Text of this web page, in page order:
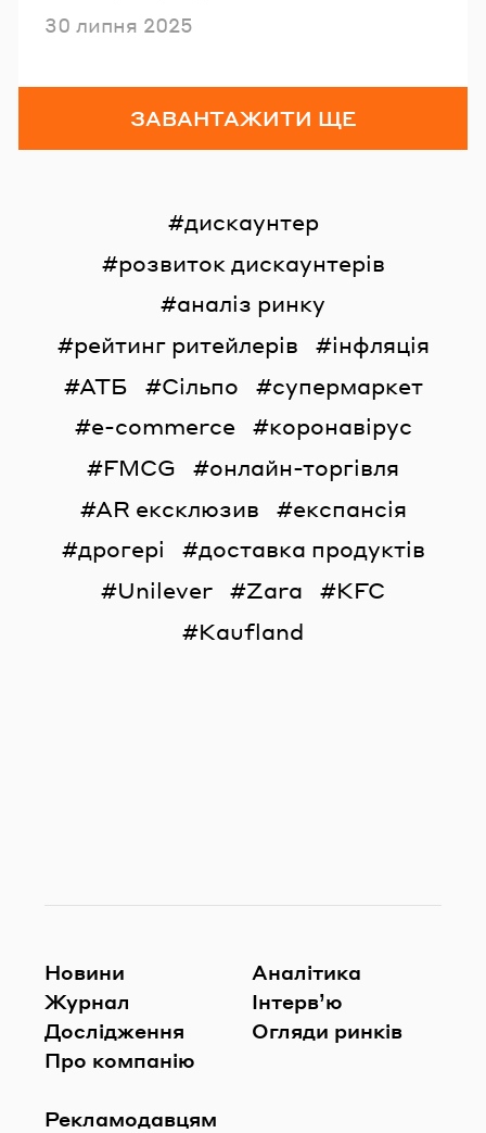
Опубліковано
30 липня 2025
ЗАВАНТАЖИТИ ЩЕ
дискаунтер
розвиток дискаунтерів
аналіз ринку
рейтинг ритейлерів
інфляція
АТБ
Сільпо
супермаркет
e-commerce
коронавірус
FMCG
онлайн-торгівля
AR ексклюзив
експансія
дрогері
доставка продуктів
Unilever
Zara
KFC
Kaufland
Новини
Журнал
Дослідження
Про компанію
Рекламодавцям
Аналітика
Інтерв’ю
Огляди ринків